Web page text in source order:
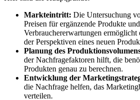
Markteintritt: Die Untersuchung
Preisen für ergänzende Produkte und
Verbrauchererwartungen ermöglicht
der Perspektiven eines neuen
Planung des
der Nachfragefaktoren hilft, die
Produkten genau zu berechnen.
Entwicklung der
die Nachfrage helfen, das
verteilen.